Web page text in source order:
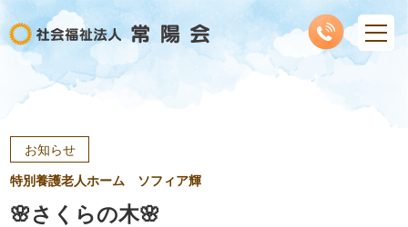
お知らせ
特別養護老人ホーム ソフィア輝
🌸さくらの木🌸